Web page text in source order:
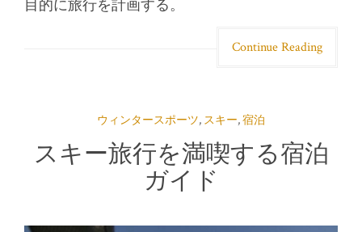
目的に旅行を計画する。
Continue Reading
ウィンタースポーツ, スキー,宿泊
スキー旅行を満喫する宿泊
ガイド